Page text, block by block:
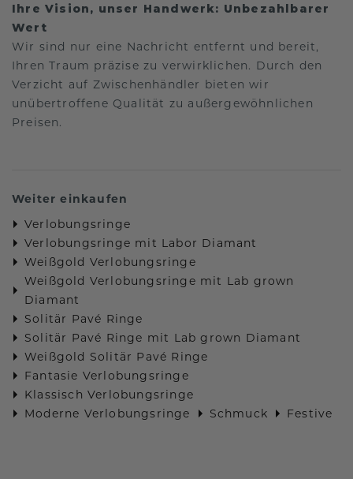
Ihre Vision, unser Handwerk: Unbezahlbarer
Wert
Wir sind nur eine Nachricht entfernt und bereit,
Ihren Traum präzise zu verwirklichen. Durch den
Verzicht auf Zwischenhändler bieten wir
unübertroffene Qualität zu außergewöhnlichen
Preisen.
Weiter einkaufen
Verlobungsringe
Verlobungsringe mit Labor Diamant
Weißgold Verlobungsringe
Weißgold Verlobungsringe mit Lab grown
Diamant
Solitär Pavé Ringe
Solitär Pavé Ringe mit Lab grown Diamant
Weißgold Solitär Pavé Ringe
Fantasie Verlobungsringe
Klassisch Verlobungsringe
Moderne Verlobungsringe
Schmuck Festive